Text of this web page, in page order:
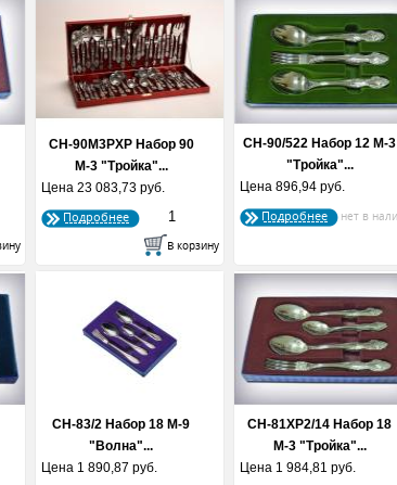
СН-90М3РХР Набор 90
М-3 "Тройка"...
Цена 23 083,73 руб.
Подробнее
СН-90/522 Набор 12 М-3
"Тройка"...
Цена 896,94 руб.
Подробнее
СН-83/2 Набор 18 М-9
"Волна"...
Цена 1 890,87 руб.
СН-81ХР2/14 Набор 18
М-3 "Тройка"...
Цена 1 984,81 руб.